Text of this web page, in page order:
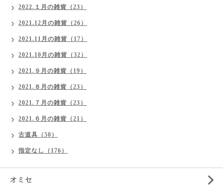
2022.１月の雑貨（23）
2021.12月の雑貨（26）
2021.11月の雑貨（17）
2021.10月の雑貨（32）
2021.９月の雑貨（19）
2021.８月の雑貨（23）
2021.７月の雑貨（23）
2021.６月の雑貨（21）
古道具（50）
指定なし（176）
オミセ